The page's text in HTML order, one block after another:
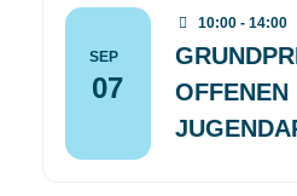
SEP
07
10:00 - 14:00
OFFENEN